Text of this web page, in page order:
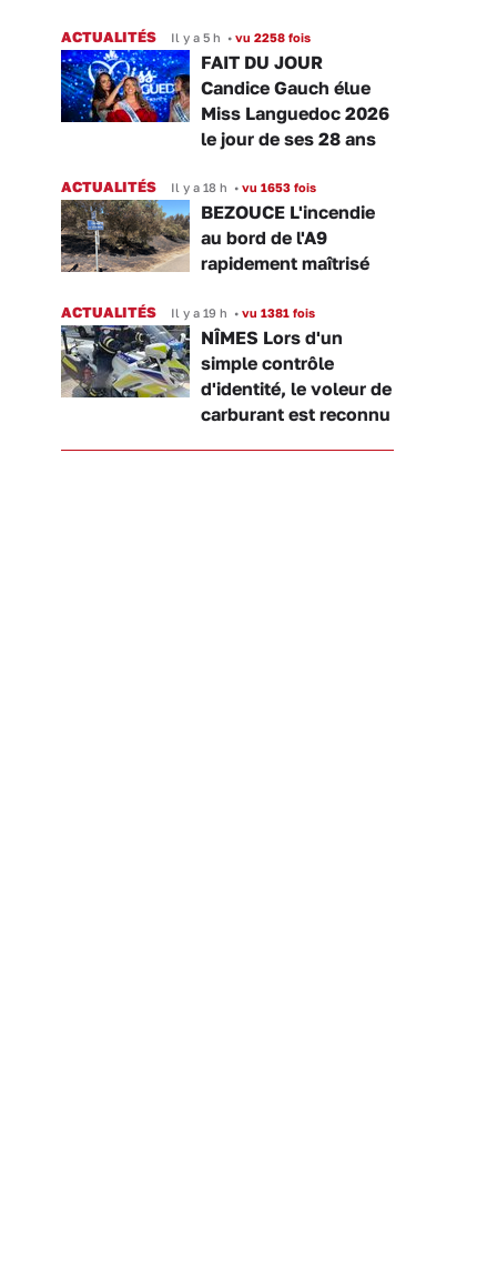
ACTUALITÉS Il y a 5 h • vu 2258 fois
FAIT DU JOUR
Candice Gauch élue
Miss Languedoc 2026
le jour de ses 28 ans
ACTUALITÉS Il y a 18 h • vu 1653 fois
BEZOUCE L'incendie
au bord de l'A9
rapidement maîtrisé
ACTUALITÉS Il y a 19 h • vu 1381 fois
NÎMES Lors d'un
simple contrôle
d'identité, le voleur de
carburant est reconnu